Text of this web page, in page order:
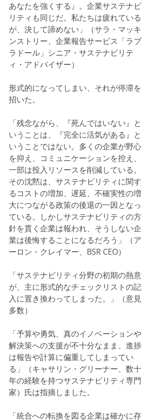
あなたを強くする』。企業サステナビ
リティも同じだ。私たちは疲れている
が、決して諦めない」（サラ・マッキ
ンストリー、企業報告サービス「ラブ
ラドール」シニア・サステナビリテ
ィ・アドバイザー）
形式的になってしまい、それが停滞を
招いた。
「残念ながら、『死んではいない』と
いうことは、『完全に活気がある』と
いうことではない。多くの企業が野心
を抑え、コミュニケーションを控え、
一部は投入リソースを削減している。
その沈黙は、サステナビリティに関す
るコストの増加、遅延、不確実性の増
大につながる政策の後退の一因となっ
ている。しかしサステナビリティの方
針を貫く企業は報われ、そうしない企
業は後悔することになるだろう」（ア
ーロン・クレイマー、BSR CEO）
「サステナビリティ分野の初期の熱意
が、主に形式的なチェックリストの記
入に置き換わってしまった。」（意見
多数）
「予算や勇気、真のイノベーションや
解決策への支援が不十分なまま、進捗
は報告や計算に偏重してしまってい
る」（キャサリン・グリーナー、数十
年の経験を持つサステナビリティ専門
家）氏は指摘しました。
「統合への転換を図る企業は確かに存